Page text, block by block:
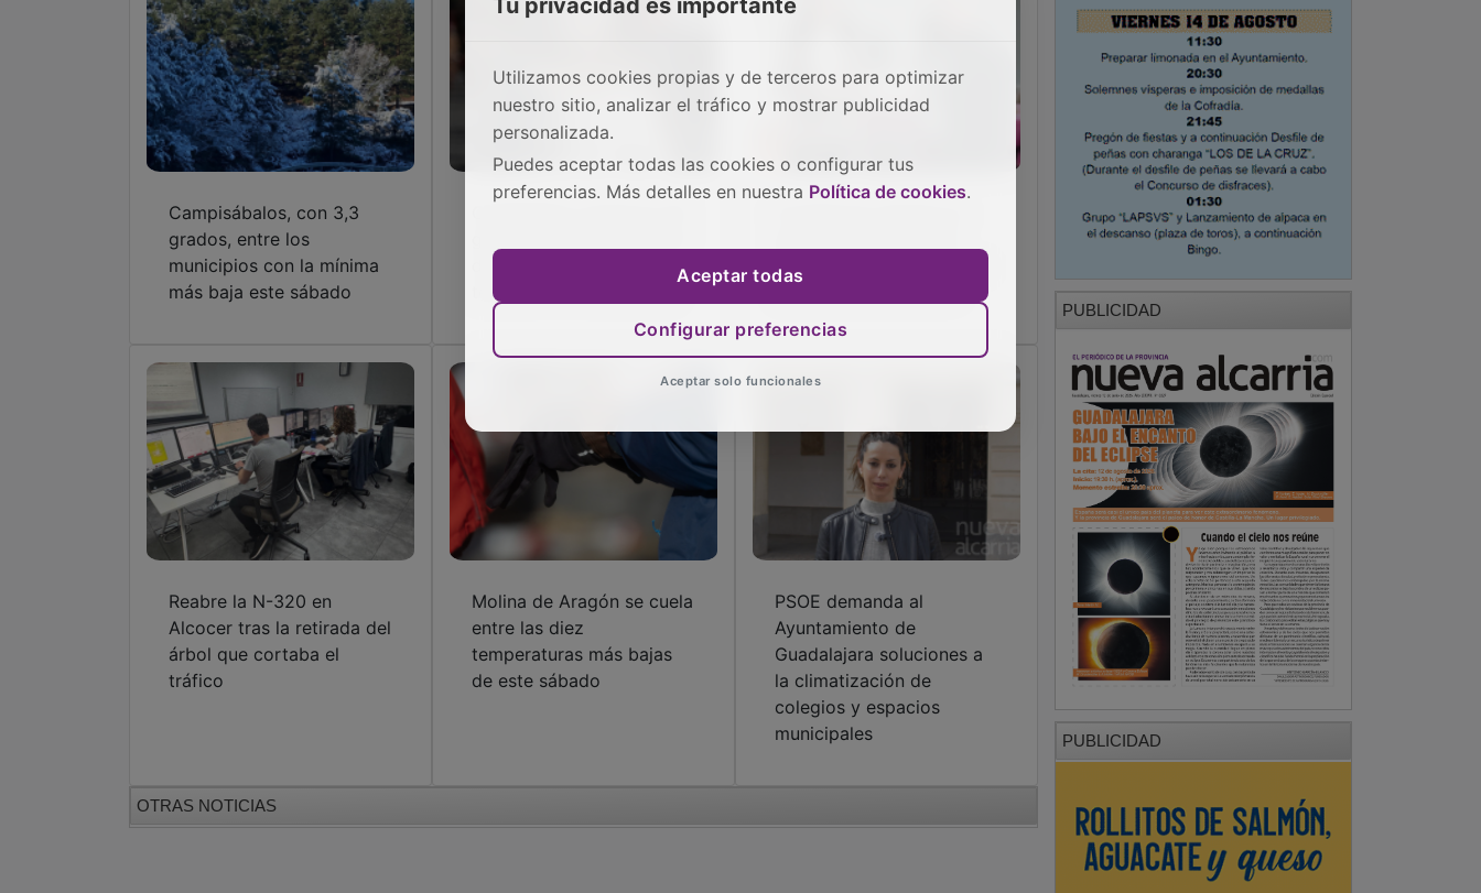
Campisábalos, con 3,3
grados, entre los
municipios con la mínima
más baja este sábado
térmico el fin de semana
Calor de Guadalajara tras
Reabre la N-320 en
Alcocer tras la retirada del
árbol que cortaba el
tráfico
Molina de Aragón se cuela
entre las diez
temperaturas más bajas
de este sábado
PSOE demanda al
Ayuntamiento de
Guadalajara soluciones a
la climatización de
colegios y espacios
municipales
OTRAS NOTICIAS
PUBLICIDAD
PUBLICIDAD
Utilizamos cookies propias y de terceros para optimizar
nuestro sitio, analizar el tráfico y mostrar publicidad
personalizada.
Puedes aceptar todas las cookies o configurar tus
preferencias. Más detalles en nuestra Política de cookies.
Aceptar todas
Configurar preferencias
Aceptar solo funcionales